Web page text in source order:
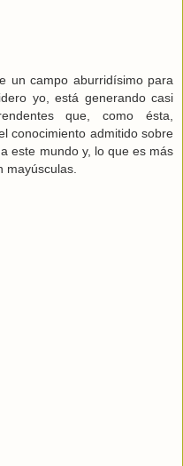
un campo aburridísimo para
yo, está generando casi
que, como ésta,
conocimiento admitido sobre
este mundo y, lo que es más
mayúsculas.